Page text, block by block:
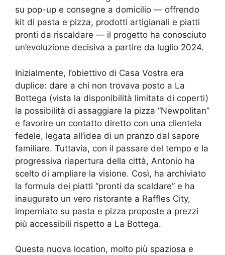
su pop-up e consegne a domicilio — offrendo
kit di pasta e pizza, prodotti artigianali e piatti
pronti da riscaldare — il progetto ha conosciuto
un’evoluzione decisiva a partire da luglio 2024.
Inizialmente, l’obiettivo di Casa Vostra era
duplice: dare a chi non trovava posto a La
Bottega (vista la disponibilità limitata di coperti)
la possibilità di assaggiare la pizza “Newpolitan”
e favorire un contatto diretto con una clientela
fedele, legata all’idea di un pranzo dal sapore
familiare. Tuttavia, con il passare del tempo e la
progressiva riapertura della città, Antonio ha
scelto di ampliare la visione. Così, ha archiviato
la formula dei piatti “pronti da scaldare” e ha
inaugurato un vero ristorante a Raffles City,
imperniato su pasta e pizza proposte a prezzi
più accessibili rispetto a La Bottega.
Questa nuova location, molto più spaziosa e